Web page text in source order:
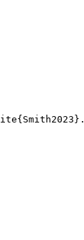
{ Smith2023 }.